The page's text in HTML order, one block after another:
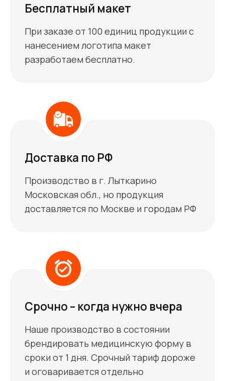
предложение.
В случае если у Вас нет готового
макета – разработаем его.
Подготовим договор, где будут
четко зафиксированы сроки,
стоимость и гарантии на все виды
Выполнение работы
Напечатаем на медицинской
форме выбранным Вами способом
Вам на склад или ПВЗ
транспортной компании.